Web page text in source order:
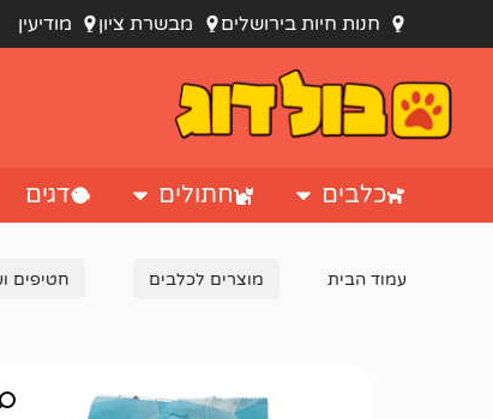
חנות חיות בירושלים מבשרת ציון מודיעין
כלבים חתולים דגים
עמוד הבית מוצרים לכלבים חטיפים